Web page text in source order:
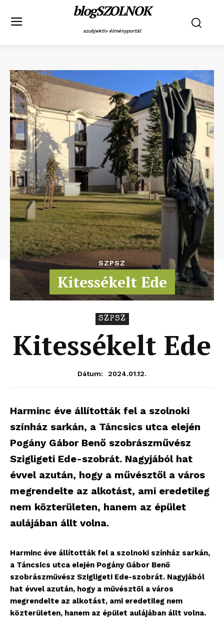
blogSZOLNOK
szubjektív élményportál
SZPSZ
Kitessékelt Ede
SZPSZ
Kitessékelt Ede
Dátum: 2024.01.12.
Harminc éve állították fel a szolnoki
színház sarkán, a Táncsics utca elején
Pogány Gábor Benő szobrászművész
Szigligeti Ede-szobrát. Nagyjából hat
évvel azután, hogy a művésztől a város
megrendelte az alkotást, ami eredetileg
nem közterületen, hanem az épület
aulájában állt volna.
Harminc éve állították fel a szolnoki színház sarkán,
a Táncsics utca elején Pogány Gábor Benő
szobrászművész Szigligeti Ede-szobrát. Nagyjából
hat évvel azután, hogy a művésztől a város
megrendelte az alkotást, ami eredetileg nem
közterületen, hanem az épület aulájában állt volna.